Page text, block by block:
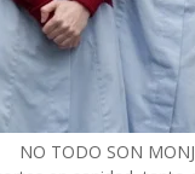
NO TODO SON